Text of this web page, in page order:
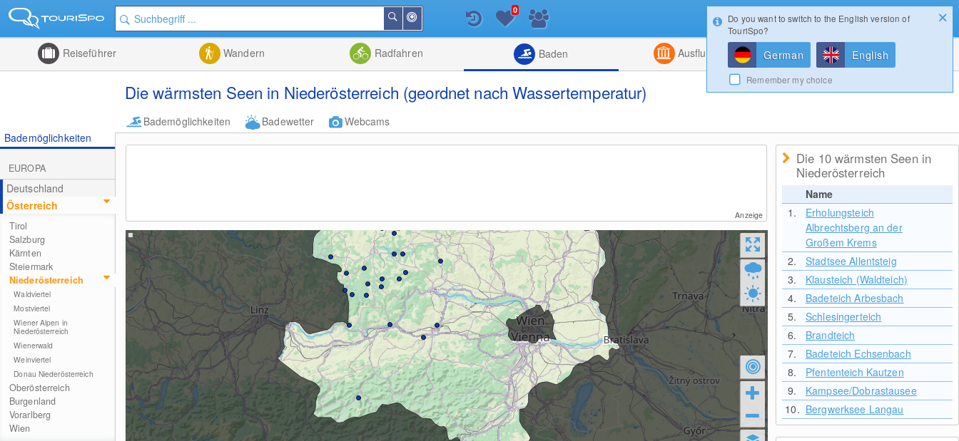
der
Nähe
Suchen
Listenansicht
Kombiniert
0
Reiseführer Wandern Radfahren Baden Ausflugsziele Magazin
Die wärmsten Seen in Niederösterreich (geordnet nach Wassertemperatur)
Bademöglichkeiten Badewetter
Webcams
Bademöglichkeiten
EUROPA
Deutschland
Österreich
Tirol
Salzburg
Kärnten
Steiermark
Niederösterreich
Waldviertel
Mostviertel
Wiener Alpen in
Niederösterreich
Wienerwald
Weinviertel
Donau Niederösterreich
Oberösterreich
Burgenland
Vorarlberg
Wien
Anzeige
Die 10 wärmsten Seen in
Niederösterreich
Name
1.
Erholungsteich
Albrechtsberg an der
Großem Krems
2.
Stadtsee Allentsteig
3.
Klausteich (Waldteich)
4.
Badeteich Arbesbach
5.
Schlesingerteich
6.
Brandteich
7.
Badeteich Echsenbach
8.
Pfententeich Kautzen
9.
Kampsee/Dobrastausee
10. Bergwerksee Langau
Login
Do you want to switch to the English version of
TouriSpo?
German English
Remember my choice
Konfigurator Gewinnspiele